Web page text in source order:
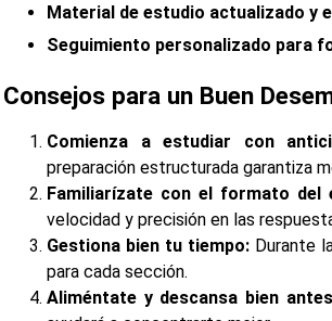
Material de estudio actualizado y
Seguimiento personalizado para
Consejos para un Buen
Comienza a estudiar con
preparación estructurada garantiza
Familiarízate con el formato del
velocidad y precisión en las
Gestiona bien tu tiempo: Durante
para cada sección.
Aliméntate y descansa bien